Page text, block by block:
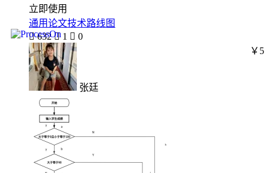
立即使用
通用论文技术路线图
 632  1  0
张廷
￥5